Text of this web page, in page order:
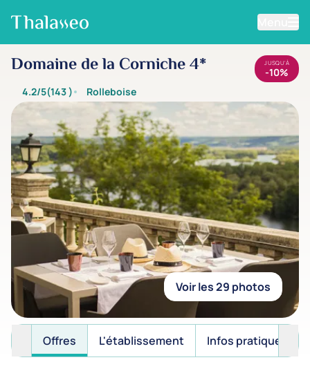
Aller au contenu principal
Domaine de la Corniche 4* JUSQU'À
-10%
4.2/5(143) Rolleboise
Voir les 29 photos
Offres L'établissement Infos pratiques